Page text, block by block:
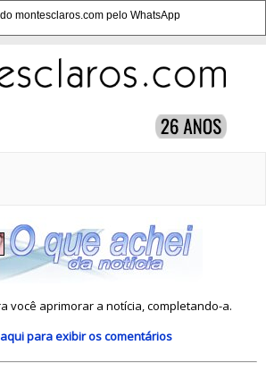
montesclaros.com pelo WhatsApp
você aprimorar a notícia, completando-a.
para exibir os comentários